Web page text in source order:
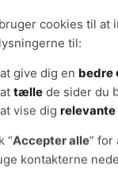
parter (leder,
om opgaven.
tone er vigtig
og god
cookies til at
til:
at give dig en bedre
at tælle de sider du
at vise dig relevante
“Accepter alle” for
kontakterne